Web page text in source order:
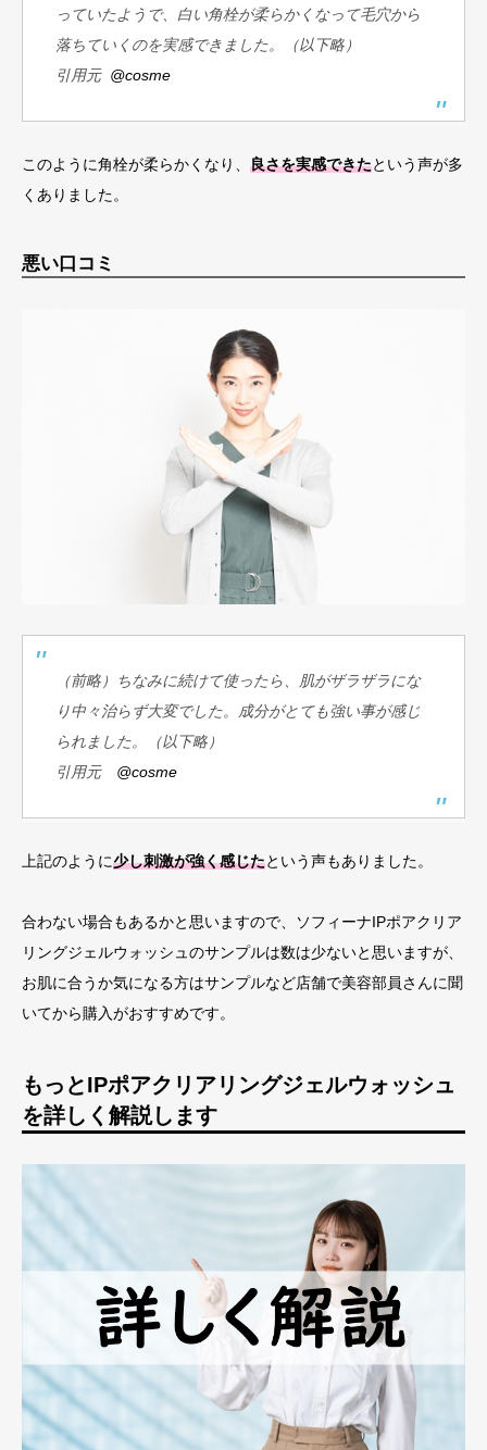
っていたようで、白い角栓が柔らかくなって毛穴から
落ちていくのを実感できました。（以下略）
引用元 @cosme
このように角栓が柔らかくなり、 良さを実感できたという声が多
くありました。
悪い口コミ
（前略）ちなみに続けて使ったら、肌がザラザラにな
り中々治らず大変でした。成分がとても強い事が感じ
られました。（以下略）
引用元 @cosme
上記のように少し刺激が強く感じたという声もありました。
合わない場合もあるかと思いますので、ソフィーナIPポアクリア
リングジェルウォッシュのサンプルは数は少ないと思いますが、
お肌に合うか気になる方はサンプルなど店舗で美容部員さんに聞
いてから購入がおすすめです。
もっとIPポアクリアリングジェルウォッシュ
を詳しく解説します